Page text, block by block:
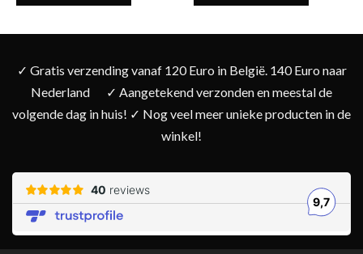
✓ Gratis verzending vanaf 120 Euro in België. 140 Euro naar
Nederland
✓ Aangetekend verzonden en meestal de
volgende dag in huis! ✓ Nog veel meer unieke producten in de
winkel!